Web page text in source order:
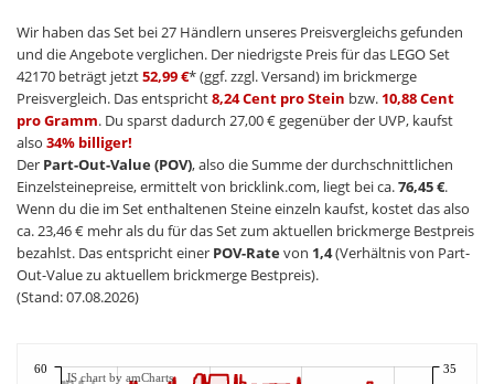
Wir haben das Set bei 27 Händlern unseres Preisvergleichs gefunden
und die Angebote verglichen. Der niedrigste Preis für das LEGO Set
42170 beträgt jetzt52,99 €* (ggf. zzgl. Versand) im brickmerge
Preisvergleich. Das entspricht8,24 Cent pro Stein bzw. 10,88 Cent
pro Gramm. Du sparst dadurch 27,00 € gegenüber der UVP, kaufst
also 34% billiger!
Der Part-Out-Value (POV), also die Summe der durchschnittlichen
Einzelsteinepreise, ermittelt von bricklink.com, liegt bei ca.76,45 €.
Wenn du die im Set enthaltenen Steine einzeln kaufst, kostet das also
ca. 23,46 € mehr als du für das Set zum aktuellen brickmerge Bestpreis
bezahlst. Das entspricht einer POV-Ratevon 1,4(Verhältnis von Part-
Out-Value zu aktuellem brickmerge Bestpreis).
(Stand: 07.08.2026)
60 35
JS chart by amCharts